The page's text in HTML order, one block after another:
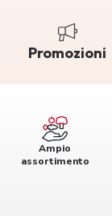
Promozioni
Ampio
assortimento